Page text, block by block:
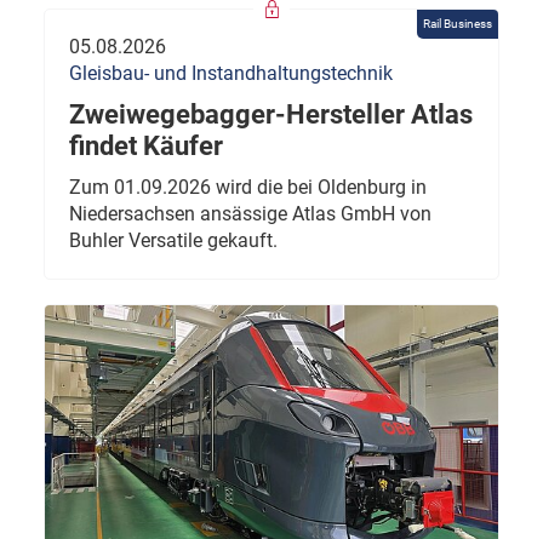
Rail Business
05.08.2026
Gleisbau- und Instandhaltungstechnik
Zweiwegebagger-Hersteller Atlas
findet Käufer
Zum 01.09.2026 wird die bei Oldenburg in
Niedersachsen ansässige Atlas GmbH von
Buhler Versatile gekauft.